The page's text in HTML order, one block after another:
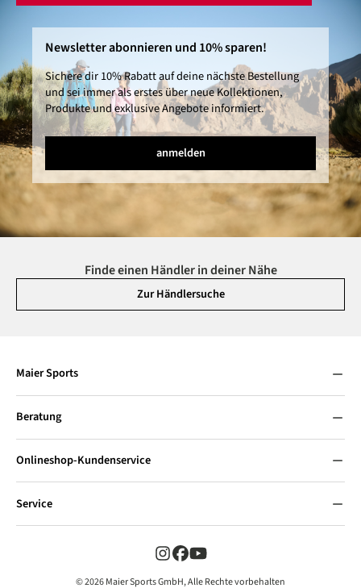
Newsletter abonnieren und 10% sparen!
Sichere dir 10% Rabatt auf deine nächste Bestellung
und sei immer als erstes über neue Kollektionen,
Produkte und exklusive Angebote informiert.
anmelden
Finde einen Händler in deiner Nähe
Zur Händlersuche
Maier Sports
Beratung
Onlineshop-Kundenservice
Service
© 2026 Maier Sports GmbH, Alle Rechte vorbehalten